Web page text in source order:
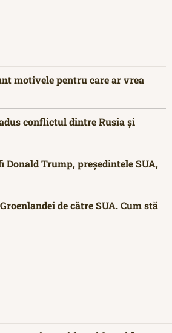
motivele pentru care ar vrea
conflictul dintre Rusia și
Donald Trump, președintele SUA,
de către SUA. Cum stă